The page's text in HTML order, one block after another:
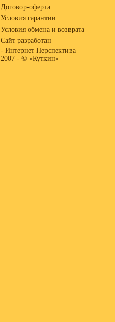
Договор-оферта
Условия гарантии
Условия обмена и возврата
Сайт разработан
- Интернет Перспектива
2007 - © «Куткин»